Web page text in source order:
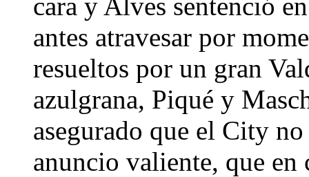
antes atravesar por
resueltos por un gran
azulgrana, Piqué y
asegurado que el City
anuncio valiente, que en